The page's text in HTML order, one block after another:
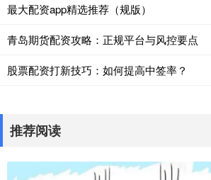
最大配资app精选推荐（规版）
青岛期货配资攻略：正规平台与风控要点
股票配资打新技巧：如何提高中签率？
推荐阅读